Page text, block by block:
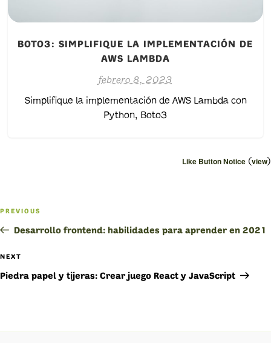
BOTO3: SIMPLIFIQUE LA IMPLEMENTACIÓN DE
AWS LAMBDA
febrero 8, 2023
Simplifique la implementación de AWS Lambda con
Python, Boto3
Like Button Notice (view)
Navegación
de
entradas
Previous
Post
PREVIOUS
Desarrollo frontend: habilidades para aprender en 2021
Next
Post
NEXT
Piedra papel y tijeras: Crear juego React y JavaScript